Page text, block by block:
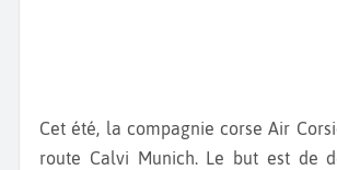
Cet été, la compagnie corse Air Corsica inaugure la
route Calvi Munich. Le but est de